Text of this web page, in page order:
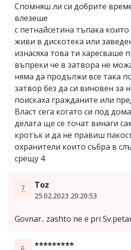
Спомняш ли си добрите
влезеше
с петнайсетина тъпака
живи в дискотека или
изнасяха това ти харесваше
въпреки че в затвора не
няма да продължи все така
затвор без да си виновен за
поискаха гражданите или
Власт сега когато си под
делата ще се точат винаги
кротък и да не правиш
охранители които събра в
срещу 4
7. Toz
25.02.2023 20:20:53
Govnar.. zashto ne e pri
*********